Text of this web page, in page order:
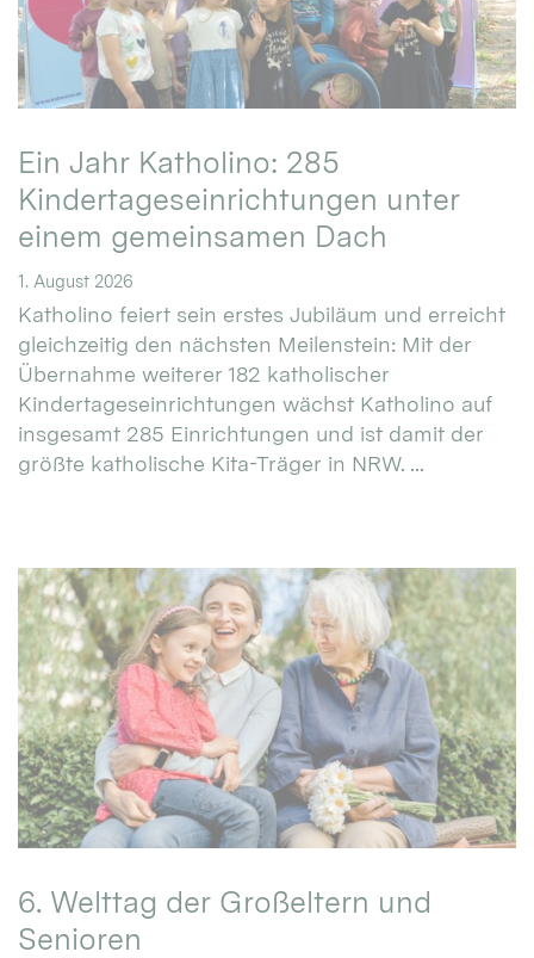
Ein Jahr Katholino: 285
Kindertageseinrichtungen unter
einem gemeinsamen Dach
1. August 2026
Katholino feiert sein erstes Jubiläum und erreicht
gleichzeitig den nächsten Meilenstein: Mit der
Übernahme weiterer 182 katholischer
Kindertageseinrichtungen wächst Katholino auf
insgesamt 285 Einrichtungen und ist damit der
größte katholische Kita-Träger in NRW. ...
6. Welttag der Großeltern und
Senioren